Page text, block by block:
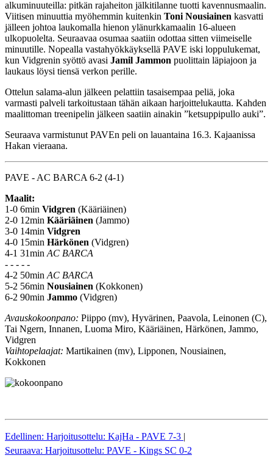
alkuminuuteilla: pitkän rajaheiton jälkitilanne tuotti kavennusmaalin.
Viitisen minuuttia myöhemmin kuitenkin Toni Nousiainen kasvatti
jälleen johtoa laukomalla hienon ylänurkkamaalin 16-alueen
ulkopuolelta. Seuraavaa osumaa saatiin odottaa sitten viimeiselle
minuutille. Nopealla vastahyökkäyksellä PAVE iski loppulukemat,
kun Vidgrenin syöttö avasi Jamil Jammon puolittain läpiajoon ja
laukaus löysi tiensä verkon perille.
Ottelun salama-alun jälkeen pelattiin tasaisempaa peliä, joka
varmasti palveli tarkoitustaan tähän aikaan harjoittelukautta. Kahden
maalittoman treenipelin jälkeen saatiin ainakin ”ketsuppipullo auki”.
Seuraava varmistunut PAVEn peli on lauantaina 16.3. Kajaanissa
Hakan vieraana.
PAVE - AC BARCA 6-2 (4-1)
Maalit:
1-0 6min Vidgren (Kääriäinen)
2-0 12min Kääriäinen (Jammo)
3-0 14min Vidgren
4-0 15min Härkönen (Vidgren)
4-1 31min AC BARCA
- - - - -
4-2 50min AC BARCA
5-2 56min Nousiainen (Kokkonen)
6-2 90min Jammo (Vidgren)
Avauskokoonpano: Piippo (mv), Hyvärinen, Paavola, Leinonen (C),
Tai Ngern, Innanen, Luoma Miro, Kääriäinen, Härkönen, Jammo,
Vidgren
Vaihtopelaajat: Martikainen (mv), Lipponen, Nousiainen,
Kokkonen
Edellinen: Harjoitusottelu: KajHa - PAVE 7-3 |
Seuraava: Harjoitusottelu: PAVE - Kings SC 0-2